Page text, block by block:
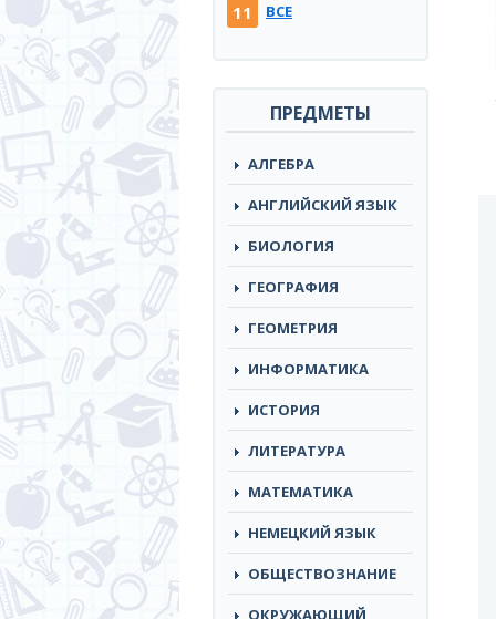
11 ВСЕ
ПРЕДМЕТЫ
АЛГЕБРА
АНГЛИЙСКИЙ ЯЗЫК
БИОЛОГИЯ
ГЕОГРАФИЯ
ГЕОМЕТРИЯ
ИНФОРМАТИКА
ИСТОРИЯ
ЛИТЕРАТУРА
МАТЕМАТИКА
НЕМЕЦКИЙ ЯЗЫК
ОБЩЕСТВОЗНАНИЕ
ОКРУЖАЮЩИЙ